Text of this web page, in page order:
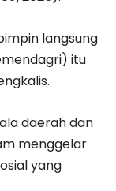
langsung
itu
daerah dan
menggelar
yang